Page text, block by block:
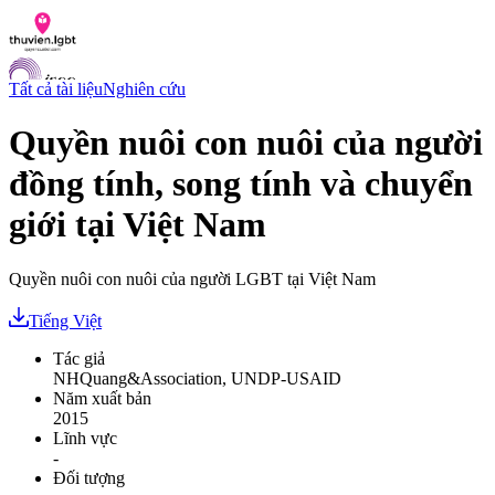
Danh sách tài liệu
Hỏi đáp
Liên lạc
Chỉ số hoà nhập LGBTI
VI
Tất cả tài liệuNghiên cứu
Quyền nuôi con nuôi của người
đồng tính, song tính và chuyển
giới tại Việt Nam
Quyền nuôi con nuôi của người LGBT tại Việt Nam
Tiếng Việt
Tác giả
NHQuang&Association, UNDP-USAID
Năm xuất bản
2015
Lĩnh vực
-
Đối tượng